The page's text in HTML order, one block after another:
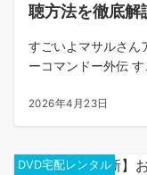
聴方法を徹底解
すごいよマサルさん
ーコマンドー外伝
2026年4月23日
DVD宅配レンタル